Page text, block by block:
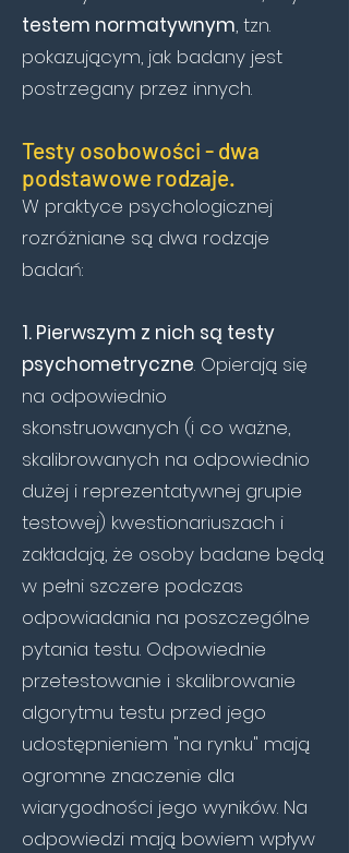
testem normatywnym, tzn.
pokazującym, jak badany jest
postrzegany przez innych.
Testy osobowości - dwa
podstawowe rodzaje.
W praktyce psychologicznej
rozróżniane są dwa rodzaje
badań:
1. Pierwszym z nich są testy
psychometryczne. Opierają się
na odpowiednio
skonstruowanych (i co ważne,
skalibrowanych na odpowiednio
dużej i reprezentatywnej grupie
testowej) kwestionariuszach i
zakładają, że osoby badane będą
w pełni szczere podczas
odpowiadania na poszczególne
pytania testu. Odpowiednie
przetestowanie i skalibrowanie
algorytmu testu przed jego
udostępnieniem "na rynku" mają
ogromne znaczenie dla
wiarygodności jego wyników. Na
odpowiedzi mają bowiem wpływ